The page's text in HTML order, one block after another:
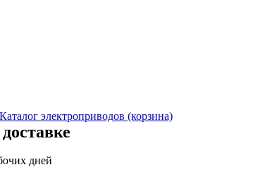
Каталог электроприводов (корзина)
дней